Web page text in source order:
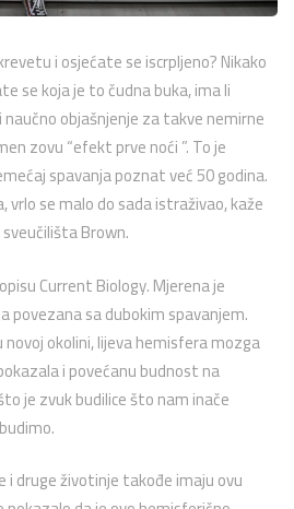
i osjećate se iscrpljeno? Nikako
se koja je to čudna buka, ima li
objašnjenje za takve nemirne
zovu “efekt prve noći ”. To je
spavanja poznat već 50 godina.
vrlo se malo do sada istraživao, kaže
Brown.
Current Biology. Mjerena je
sa dubokim spavanjem.
novoj okolini, lijeva hemisfera mozga
i povećanu budnost na
je zvuk budilice što nam inače
i druge životinje takođe imaju ovu